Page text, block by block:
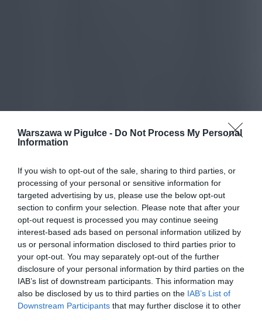
Warszawa w Pigułce - Do Not Process My Personal
Information
If you wish to opt-out of the sale, sharing to third parties, or
processing of your personal or sensitive information for
targeted advertising by us, please use the below opt-out
section to confirm your selection. Please note that after your
opt-out request is processed you may continue seeing
interest-based ads based on personal information utilized by
us or personal information disclosed to third parties prior to
your opt-out. You may separately opt-out of the further
disclosure of your personal information by third parties on the
IAB’s list of downstream participants. This information may
also be disclosed by us to third parties on the IAB’s List of
Downstream Participants that may further disclose it to other